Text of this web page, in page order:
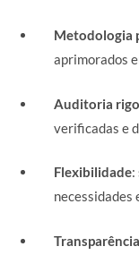
Metodologia
aprimorados
Auditoria
verificadas e
Flexibilidade:
necessidades
Transparência